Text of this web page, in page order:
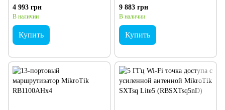
4 993 грн
В наличии
Купить
9 883 грн
В наличии
Купить